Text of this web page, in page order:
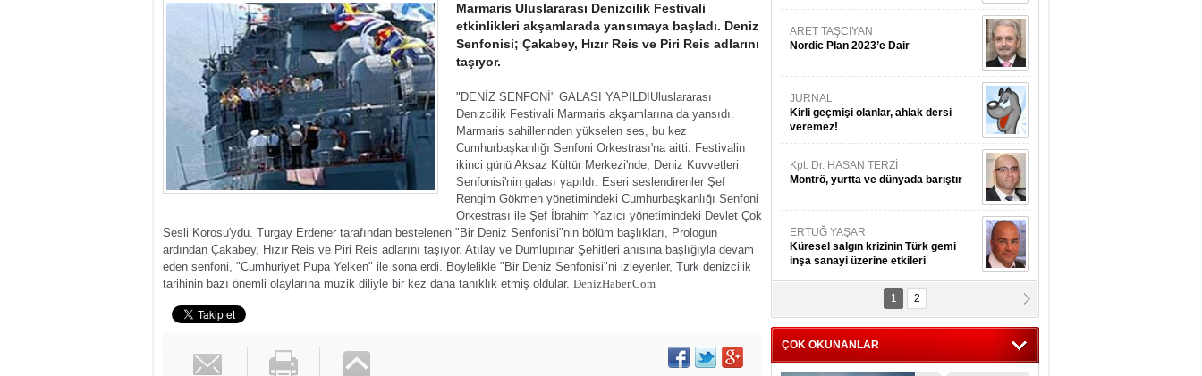
Marmaris Uluslararası Denizcilik Festivali
etkinlikleri akşamlarada yansımaya başladı. Deniz
Senfonisi; Çakabey, Hızır Reis ve Piri Reis adlarını
taşıyor.
"DENİZ SENFONİ" GALASI YAPILDI Uluslararası
Denizcilik Festivali Marmaris akşamlarına da yansıdı.
Marmaris sahillerinden yükselen ses, bu kez
Cumhurbaşkanlığı Senfoni Orkestrası'na aitti. Festivalin
ikinci günü Aksaz Kültür Merkezi'nde, Deniz Kuvvetleri
Senfonisi'nin galası yapıldı. Eseri seslendirenler Şef
Rengim Gökmen yönetimindeki Cumhurbaşkanlığı Senfoni
Orkestrası ile Şef İbrahim Yazıcı yönetimindeki Devlet Çok
Sesli Korosu'ydu. Turgay Erdener tarafından bestelenen "Bir Deniz Senfonisi"nin bölüm başlıkları, Prologun
ardından Çakabey, Hızır Reis ve Piri Reis adlarını taşıyor. Atılay ve Dumlupınar Şehitleri anısına başlığıyla devam
eden senfoni, "Cumhuriyet Pupa Yelken" ile sona erdi. Böylelikle "Bir Deniz Senfonisi"ni izleyenler, Türk denizcilik
tarihinin bazı önemli olaylarına müzik diliyle bir kez daha tanıklık etmiş oldular. DenizHaber.Com
danışıyorsunuz?
ARET TAŞCIYAN
Nordic Plan 2023’e Dair
JURNAL
Kirli geçmişi olanlar, ahlak dersi
veremez!
Kpt. Dr. HASAN TERZİ
Montrö, yurtta ve dünyada barıştır
ERTUĞ YAŞAR
Küresel salgın krizinin Türk gemi
inşa sanayi üzerine etkileri
Kpt. MESUT AZMİ GÖKSOY
ithafen...
1 2
ÇOK OKUNANLAR